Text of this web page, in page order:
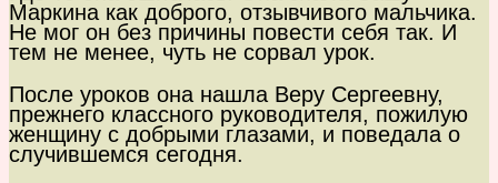
Маркина как доброго, отзывчивого мальчика.
Не мог он без причины повести себя так. И
тем не менее, чуть не сорвал урок.
После уроков она нашла Веру Сергеевну,
прежнего классного руководителя, пожилую
женщину с добрыми глазами, и поведала о
случившемся сегодня.